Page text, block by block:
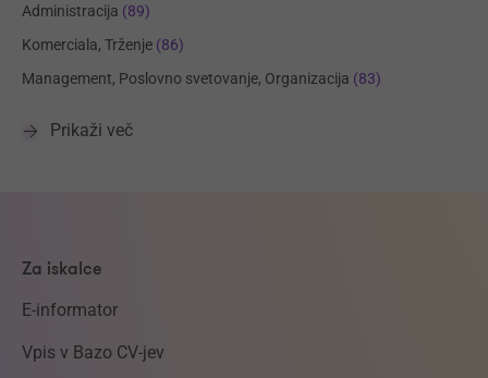
Administracija (89)
Komerciala, Trženje (86)
Management, Poslovno svetovanje, Organizacija (83)
Prikaži več
Za iskalce
E-informator
Vpis v Bazo CV-jev